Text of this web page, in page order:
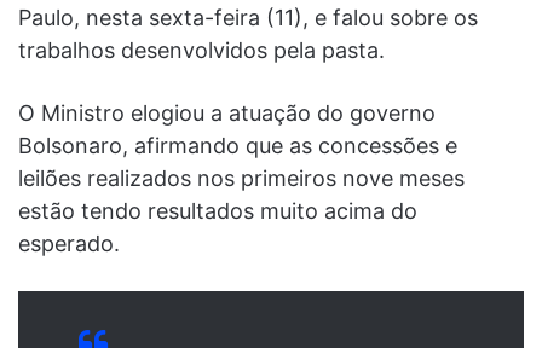
Paulo, nesta sexta-feira (11), e falou sobre os
trabalhos desenvolvidos pela pasta.
O Ministro elogiou a atuação do governo
Bolsonaro, afirmando que as concessões e
leilões realizados nos primeiros nove meses
estão tendo resultados muito acima do
esperado.